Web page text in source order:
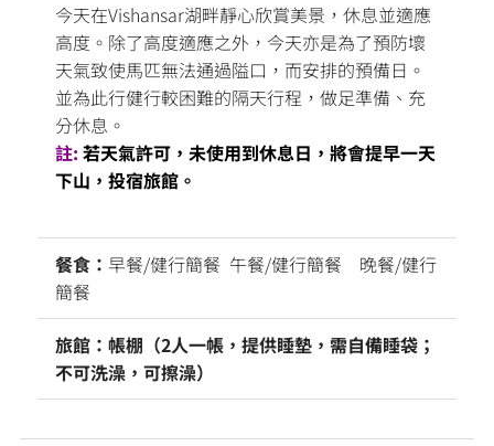
今天在Vishansar湖畔靜心欣賞美景，休息並適應
高度。除了高度適應之外，今天亦是為了預防壞
天氣致使馬匹無法通過隘口，而安排的預備日。
並為此行健行較困難的隔天行程，做足準備、充
分休息。
註: 若天氣許可，未使用到休息日，將會提早一天
下山，投宿旅館。
餐食： 早餐/健行簡餐 午餐/健行簡餐 晚餐/健行
簡餐
旅館：帳棚（2人一帳，提供睡墊，需自備睡袋；
不可洗澡，可擦澡）